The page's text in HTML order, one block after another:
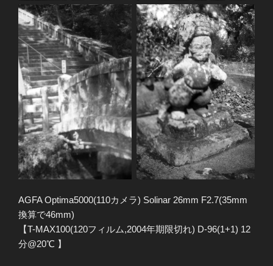
AGFA Optima5000(110カメラ) Solinar 26mm F2.7(35mm
換算で46mm)
【T-MAX100(120フィルム,2004年期限切れ) D-96(1+1) 12
分@20℃ 】